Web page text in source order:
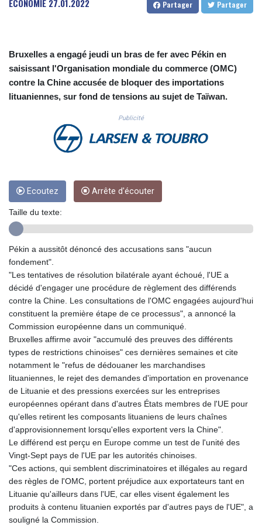
CUC 1.156136
DJF 205.267449
DKK 7.477932
DOP 67.289164
DZD 152.967099
ERN 17.342035
ETB 186.049588
GEL 3.017966
GGP 0.8566
GIP 0.8566
GNF 10123.874202
GYD 241.157003
HKD 9.067746
HNL 30.895616
HRK 7.536622
HTG 150.718127
HUF 363.096405
IDR 20580.370421
ILS 3.468234
IMP 0.8566
INR 110.076256
IQD 1509.981237
IRR
1590322.371805
ISK 142.598215
JEP 0.8566
JMD 183.057725
JOD 0.819746
JPY 182.445186
KES 149.158147
ECONOMIE 27.01.2022 Partager Partager
Bruxelles a engagé jeudi un bras de fer avec Pékin en
saisissant l'Organisation mondiale du commerce (OMC)
contre la Chine accusée de bloquer des importations
lituaniennes, sur fond de tensions au sujet de Taïwan.
Publicité
Ecoutez Arrête d'écouter
Taille du texte:
Pékin a aussitôt dénoncé des accusations sans "aucun
fondement".
"Les tentatives de résolution bilatérale ayant échoué, l'UE a
décidé d'engager une procédure de règlement des différends
contre la Chine. Les consultations de l'OMC engagées aujourd'hui
constituent la première étape de ce processus", a annoncé la
Commission européenne dans un communiqué.
Bruxelles affirme avoir "accumulé des preuves des différents
types de restrictions chinoises" ces dernières semaines et cite
notamment le "refus de dédouaner les marchandises
lituaniennes, le rejet des demandes d'importation en provenance
de Lituanie et des pressions exercées sur les entreprises
européennes opérant dans d'autres États membres de l'UE pour
qu'elles retirent les composants lituaniens de leurs chaînes
d'approvisionnement lorsqu'elles exportent vers la Chine".
Le différend est perçu en Europe comme un test de l'unité des
Vingt-Sept pays de l'UE par les autorités chinoises.
"Ces actions, qui semblent discriminatoires et illégales au regard
des règles de l'OMC, portent préjudice aux exportateurs tant en
Lituanie qu'ailleurs dans l'UE, car elles visent également les
produits à contenu lituanien exportés par d'autres pays de l'UE", a
souligné la Commission.